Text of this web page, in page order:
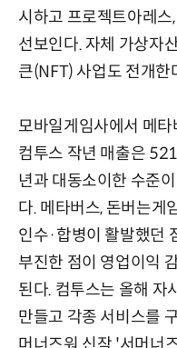
시하고 프로젝트아레
선보인다. 자체 가상자
큰(NFT) 사업도 전개한
모바일게임사에서 메
컴투스 작년 매출은
년과 대동소이한 수준
다. 메타버스, 돈버는게
인수·합병이 활발했던
부진한 점이 영업이익
된다. 컴투스는 올해 자
만들고 각종 서비스를